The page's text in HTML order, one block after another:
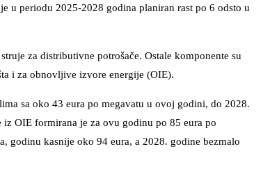
u periodu 2025-2028 godina planiran rast po 6 odsto u
za distributivne potrošače. Ostale komponente su
i za obnovljive izvore energije (OIE).
sa oko 43 eura po megavatu u ovoj godini, do 2028.
OIE formirana je za ovu godinu po 85 eura po
godinu kasnije oko 94 eura, a 2028. godine bezmalo